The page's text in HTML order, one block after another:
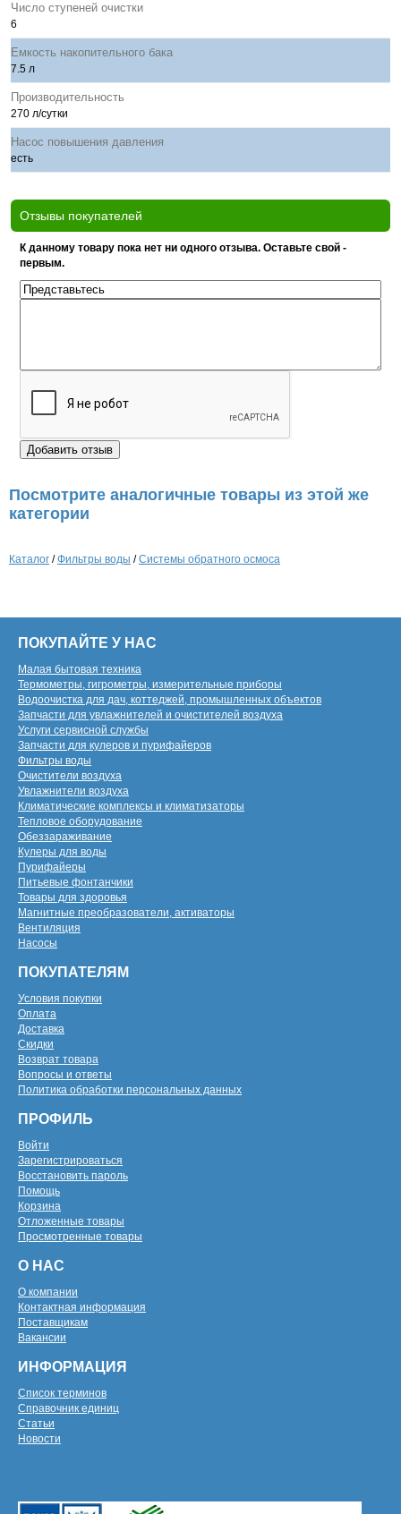
Число ступеней очистки
6
Емкость накопительного бака
7.5 л
Производительность
270 л/сутки
Насос повышения давления
есть
Отзывы покупателей
К данному товару пока нет ни одного отзыва. Оставьте свой -
первым.
Посмотрите аналогичные товары из этой же
категории
Каталог /Фильтры воды /Системы обратного осмоса
ПОКУПАЙТЕ У НАС
Малая бытовая техника
Термометры, гигрометры, измерительные приборы
Водоочистка для дач, коттеджей, промышленных объектов
Запчасти для увлажнителей и очистителей воздуха
Услуги сервисной службы
Запчасти для кулеров и пурифайеров
Фильтры воды
Очистители воздуха
Увлажнители воздуха
Климатические комплексы и климатизаторы
Тепловое оборудование
Обеззараживание
Кулеры для воды
Пурифайеры
Питьевые фонтанчики
Товары для здоровья
Магнитные преобразователи, активаторы
Вентиляция
Насосы
ПОКУПАТЕЛЯМ
Условия покупки
Оплата
Доставка
Скидки
Возврат товара
Вопросы и ответы
Политика обработки персональных данных
ПРОФИЛЬ
Войти
Зарегистрироваться
Восстановить пароль
Помощь
Корзина
Отложенные товары
Просмотренные товары
О НАС
О компании
Контактная информация
Поставщикам
Вакансии
ИНФОРМАЦИЯ
Список терминов
Справочник единиц
Статьи
Новости